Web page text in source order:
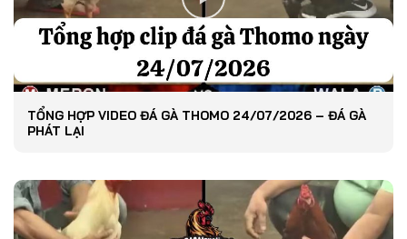
TỔNG HỢP VIDEO ĐÁ GÀ THOMO 24/07/2026 – ĐÁ GÀ
PHÁT LẠI